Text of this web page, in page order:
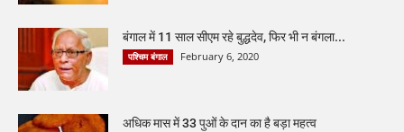
बंगाल में 11 साल सीएम रहे बुद्धदेव, फिर भी न बंगला...
पश्चिम बंगाल February 6, 2020
अधिक मास में 33 पुओं के दान का है बड़ा महत्व